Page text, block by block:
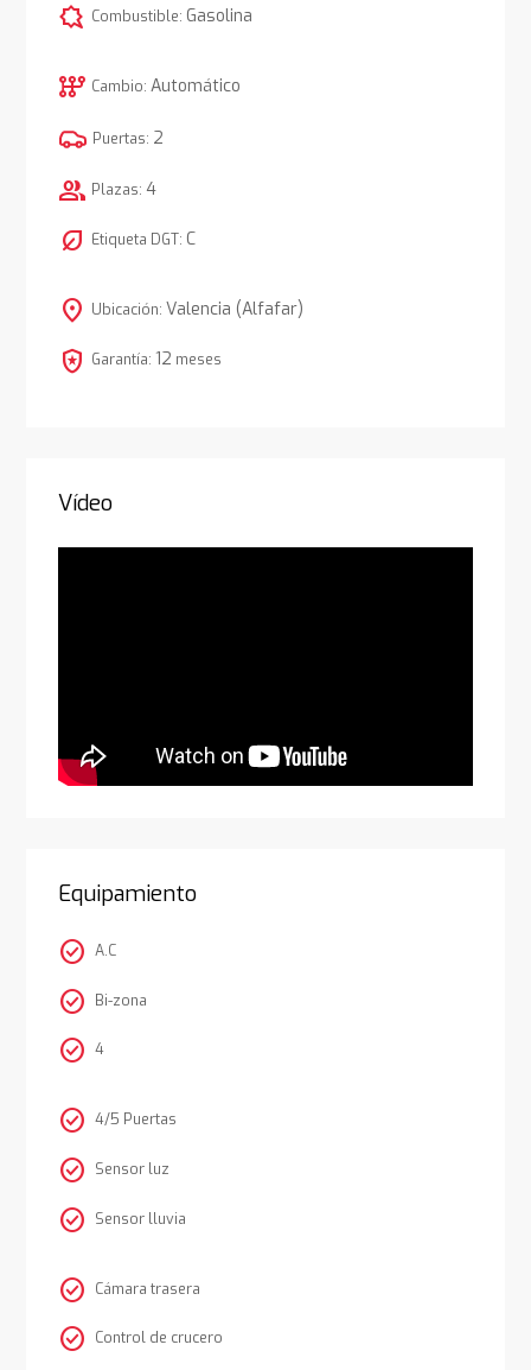
comic_bubble Combustible: Gasolina
auto_transmission Cambio: Automático
Puertas: 2
group Plazas: 4
nest_eco_leaf Etiqueta DGT: C
location_on Ubicación: Valencia (Alfafar)
local_police Garantía: 12 meses
Vídeo
Equipamiento
check_circle A.C
check_circle Bi-zona
check_circle 4
check_circle 4/5 Puertas
check_circle Sensor luz
check_circle Sensor lluvia
check_circle Cámara trasera
check_circle Control de crucero